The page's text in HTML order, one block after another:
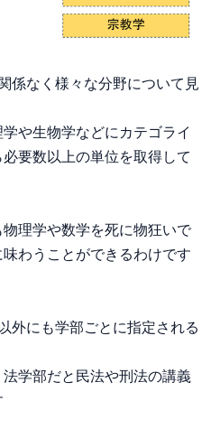
係なく様々な分野について見
や生物学などにカテゴライ
要数以上の単位を取得して
理学や数学を死に物狂いで
わうことができるわけです
外にも学部ごとに指定される
学部だと民法や刑法の講義